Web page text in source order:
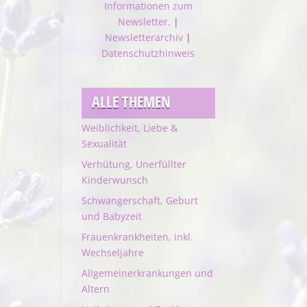
Informationen zum
Newsletter. |
Newsletterarchiv |
Datenschutzhinweis
ALLE THEMEN
Weiblichkeit, Liebe &
Sexualität
Verhütung, Unerfüllter
Kinderwunsch
Schwangerschaft, Geburt
und Babyzeit
Frauenkrankheiten, inkl.
Wechseljahre
Allgemeinerkrankungen und
Altern